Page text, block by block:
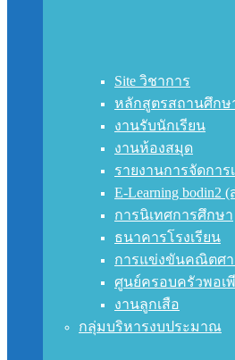
Site วิชาการ
หลักสูตรสถานศึกษ
งานรับนักเรียน
งานห้องสมุด
รายงานการจัดกา
E-Learning bodin2
การนิเทศการศึกษา
ธนาคารโรงเรียน
การแข่งขันคณิตศา
ศูนย์ครอบครัวพอเ
งานลูกเสือ
กลุ่มบริหารงบประมาณ